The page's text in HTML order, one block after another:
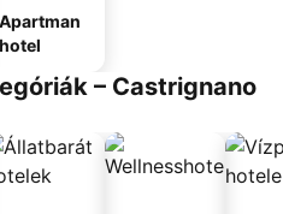
Apartman
hotel
– Castrignano